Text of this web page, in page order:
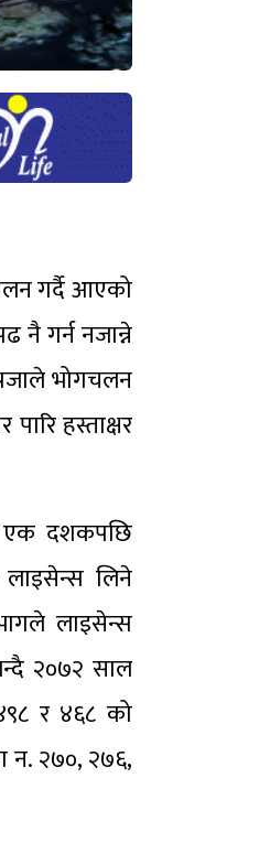
गर्दै आएको
नै गर्न नजान्ने
भोगचलन
हस्ताक्षर
एक दशकपछि
लिने
लाइसेन्स
२०७२ साल
र ४६८ को
न. २७०, २७६,